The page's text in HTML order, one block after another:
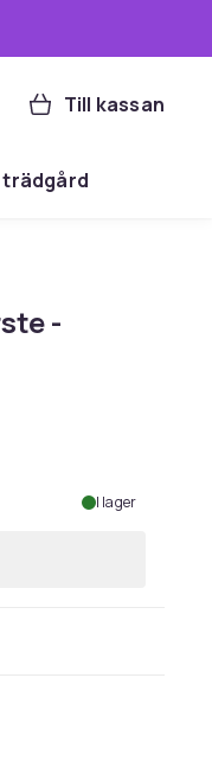
Till kassan
trädgård
-
I lager
- Pimpsten